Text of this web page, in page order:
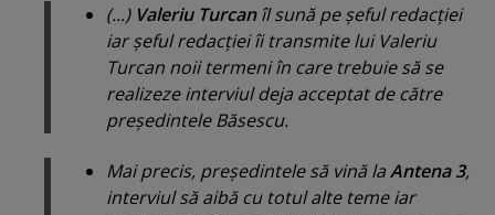
(...) Valeriu Turcanîl sună pe şeful redacţiei
iar şeful redacţiei îi transmite lui Valeriu
Turcan noii termeni în care trebuie să se
realizeze interviul deja acceptat de către
preşedintele Băsescu.
Mai precis, preşedintele să vină laAntena 3,
interviul să aibă cu totul alte teme iar